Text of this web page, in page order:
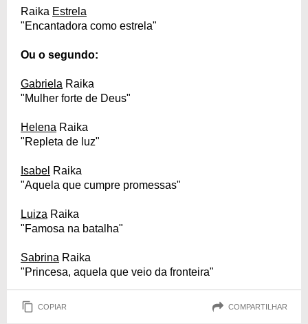
Raika Estrela
"Encantadora como estrela"
Ou o segundo:
Gabriela Raika
"Mulher forte de Deus"
Helena Raika
"Repleta de luz"
Isabel Raika
"Aquela que cumpre promessas"
Luiza Raika
"Famosa na batalha"
Sabrina Raika
"Princesa, aquela que veio da fronteira"
COPIAR COMPARTILHAR